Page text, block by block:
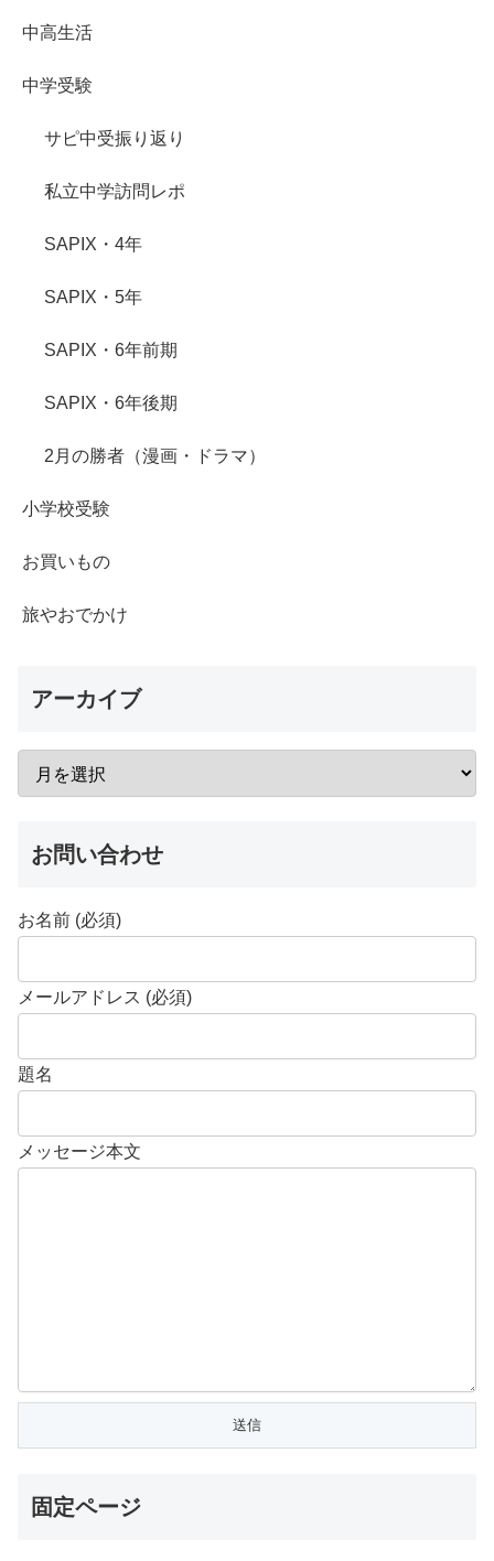
中高生活
中学受験
サピ中受振り返り
私立中学訪問レポ
SAPIX・4年
SAPIX・5年
SAPIX・6年前期
SAPIX・6年後期
2月の勝者（漫画・ドラマ）
小学校受験
お買いもの
旅やおでかけ
アーカイブ
お問い合わせ
お名前 (必須)
メールアドレス (必須)
題名
メッセージ本文
固定ページ